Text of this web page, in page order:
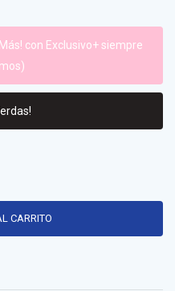
con Exclusivo+ siempre
CARRITO